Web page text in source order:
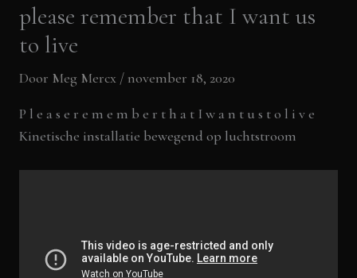
please remember that I want us
to live
Door Meg Mercx / november 18, 2020
P l e a s e r e m e m b e r t h a t I w a n t u s t o l i v e
Kinetische installatie bewegend op luchtstroom